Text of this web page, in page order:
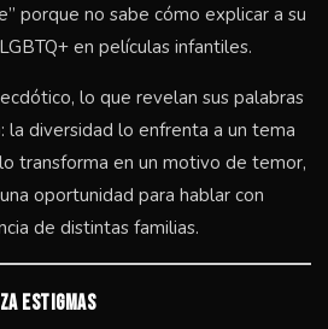
porque no sabe cómo explicar a su
en películas infantiles.
lo que revelan sus palabras
la diversidad lo enfrenta a un tema
transforma en un motivo de temor,
oportunidad para hablar con
de distintas familias.
estigmas